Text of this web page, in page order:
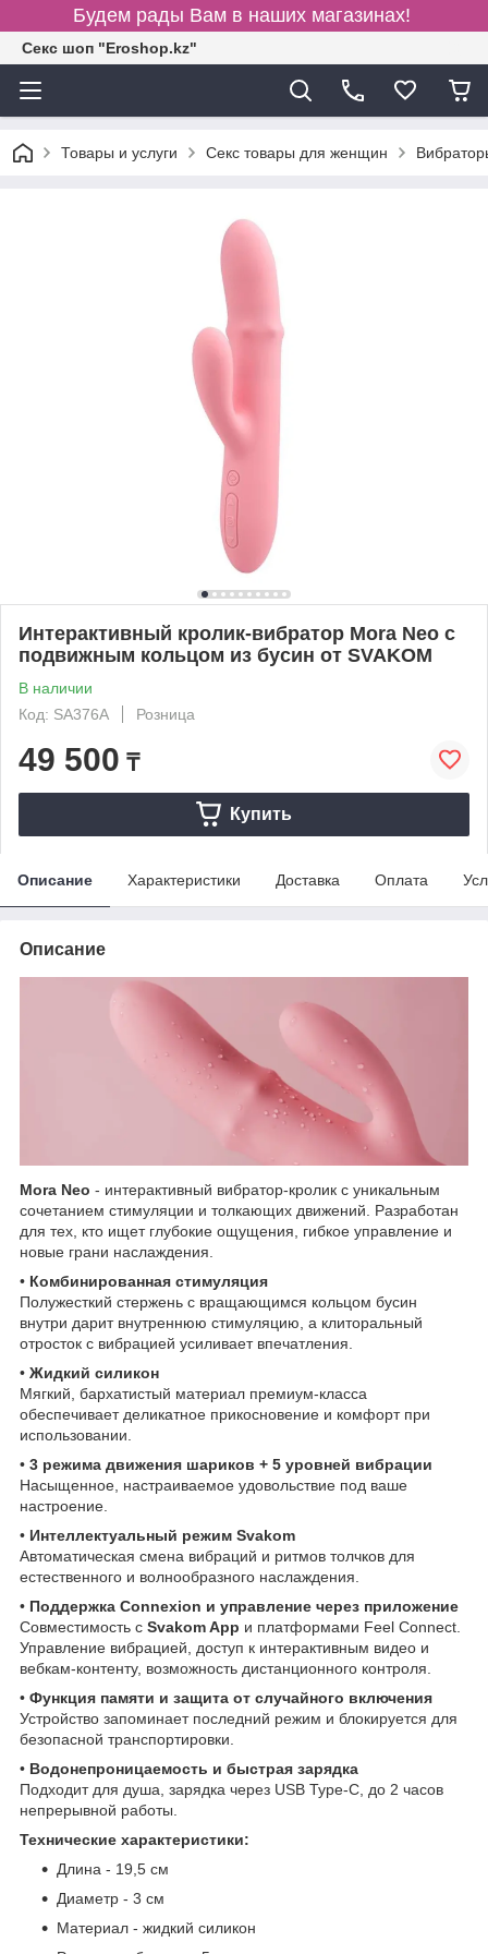
Будем рады Вам в наших магазинах!
Секс шоп "Eroshop.kz"
Товары и услуги Секс товары для женщин
Интерактивный кролик-вибратор Mora Neo c
подвижным кольцом из бусин от SVAKOM
В наличии
Код: SA376A
Розница
49 500 ₸
Купить
Описание Характеристики Доставка Оплата
Описание
Mora Neo - интерактивный вибратор-кролик с уникальным
сочетанием стимуляции и толкающих движений. Разработан
для тех, кто ищет глубокие ощущения, гибкое управление и
новые грани наслаждения.
• Комбинированная стимуляция
Полужесткий стержень с вращающимся кольцом бусин
внутри дарит внутреннюю стимуляцию, а клиторальный
отросток с вибрацией усиливает впечатления.
• Жидкий силикон
Мягкий, бархатистый материал премиум-класса
обеспечивает деликатное прикосновение и комфорт при
использовании.
• 3 режима движения шариков + 5 уровней вибрации
Насыщенное, настраиваемое удовольствие под ваше
настроение.
• Интеллектуальный режим Svakom
Автоматическая смена вибраций и ритмов толчков для
естественного и волнообразного наслаждения.
• Поддержка Connexion и управление через приложение
Совместимость с Svakom App и платформами Feel Connect.
Управление вибрацией, доступ к интерактивным видео и
вебкам-контенту, возможность дистанционного контроля.
• Функция памяти и защита от случайного включения
Устройство запоминает последний режим и блокируется для
безопасной транспортировки.
• Водонепроницаемость и быстрая зарядка
Подходит для душа, зарядка через USB Type-C, до 2 часов
непрерывной работы.
Технические характеристики:
Длина - 19,5 см
Диаметр - 3 см
Материал - жидкий силикон